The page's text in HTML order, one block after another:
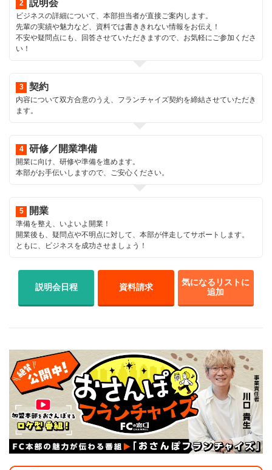
説明会
ビジネスの詳細について、本部担当者が直接ご案内します。
先輩の実績や魅力など、資料では書ききれない情報をお伝え！
不安や疑問点にも、回答させていただきますので、お気軽にご参加くださ
い！
契約
内容について双方合意のうえ、フランチャイズ契約を締結させていただき
ます。
研修／開業準備
開業に向け、研修や準備を進めます。
本部がお手伝いしますので、ご安心ください。
開業
準備を整え、いよいよ開業！
開業後も、疑問点や不明点に対して、本部が伴走してサポートします。
ともに、ビジネスを成功させましょう！
説明会日程 資料請求
気になるリストに
追加